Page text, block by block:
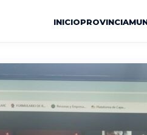
INICIOPROVINCIA